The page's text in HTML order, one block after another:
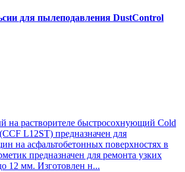
для пылеподавления DustControl
на растворителе быстросохнующий Cold
L12SТ) предназначен для
на асфальтобетонных поверхностях в
предназначен для ремонта узких
12 мм. Изготовлен н...